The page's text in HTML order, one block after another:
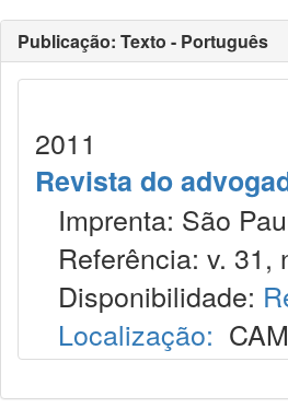
Publicação: Texto - Português
2011
Revista do
Imprenta: São
Referência: v. 31,
Disponibilidade:
Localização: CAM